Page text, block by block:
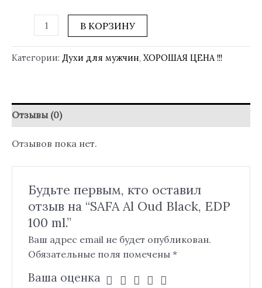
В КОРЗИНУ
Категории: Духи для мужчин, ХОРОШАЯ ЦЕНА !!!
Отзывы (0)
Отзывов пока нет.
Будьте первым, кто оставил
отзыв на “SAFA Al Oud Black, EDP
100 ml.”
Ваш адрес email не будет опубликован.
Обязательные поля помечены *
Ваша оценка